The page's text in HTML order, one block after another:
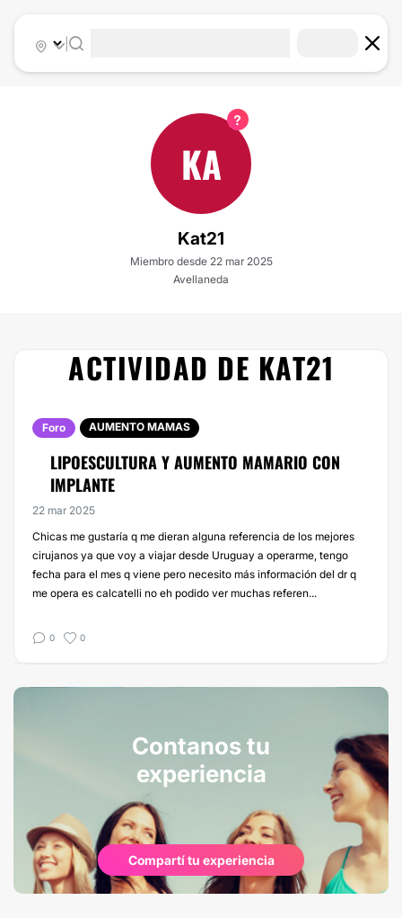
|
KA
Kat21
Miembro desde 22 mar 2025
Avellaneda
ACTIVIDAD DE KAT21
Foro AUMENTO MAMAS
LIPOESCULTURA Y AUMENTO MAMARIO CON
IMPLANTE
22 mar 2025
Chicas me gustaría q me dieran alguna referencia de los mejores
cirujanos ya que voy a viajar desde Uruguay a operarme, tengo
fecha para el mes q viene pero necesito más información del dr q
me opera es calcatelli no eh podido ver muchas referen...
0 0
Contanos tu
experiencia
Compartí tu experiencia